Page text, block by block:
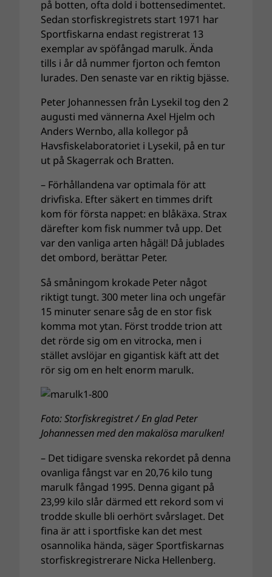
på botten, ofta dold i bottensedimentet.
Sedan storfiskregistrets start 1971 har
Sportfiskarna endast registrerat 13
exemplar av spöfångad marulk. Ända
tills i år då nummer fjorton och femton
lurades. Den senaste var en riktig bjässe.
Peter Johannessen från Lysekil tog den 2
augusti med vännerna Axel Hjelm och
Anders Wernbo, alla kollegor på
Havsfiskelaboratoriet i Lysekil, på en tur
ut på Skagerrak och Bratten.
– Förhållandena var optimala för att
drivfiska. Efter säkert en timmes drift
kom för första nappet: en blåkäxa. Strax
därefter kom fisk nummer två upp. Det
var den vanliga arten hågäl! Då jublades
det ombord, berättar Peter.
Så småningom krokade Peter något
riktigt tungt. 300 meter lina och ungefär
15 minuter senare såg de en stor fisk
komma mot ytan. Först trodde trion att
det rörde sig om en vitrocka, men i
stället avslöjar en gigantisk käft att det
rör sig om en helt enorm marulk.
Foto: Storfiskregistret / En glad Peter
Johannessen med den makalösa marulken!
– Det tidigare svenska rekordet på denna
ovanliga fångst var en 20,76 kilo tung
marulk fångad 1995. Denna gigant på
23,99 kilo slår därmed ett rekord som vi
trodde skulle bli oerhört svårslaget. Det
fina är att i sportfiske kan det mest
osannolika hända, säger Sportfiskarnas
storfiskregistrerare Nicka Hellenberg.